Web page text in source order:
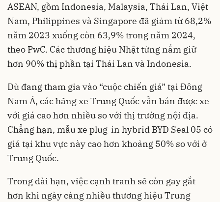
ASEAN, gồm Indonesia, Malaysia, Thái Lan, Việt
Nam, Philippines và Singapore đã giảm từ 68,2%
năm 2023 xuống còn 63,9% trong năm 2024,
theo PwC. Các thương hiệu Nhật từng nắm giữ
hơn 90% thị phần tại Thái Lan và Indonesia.
Dù đang tham gia vào “cuộc chiến giá” tại Đông
Nam Á, các hãng xe Trung Quốc vẫn bán được xe
với giá cao hơn nhiều so với thị trường nội địa.
Chẳng hạn, mẫu xe plug-in hybrid BYD Seal 05 có
giá tại khu vực này cao hơn khoảng 50% so với ở
Trung Quốc.
Trong dài hạn, việc cạnh tranh sẽ còn gay gắt
hơn khi ngày càng nhiều thương hiệu Trung